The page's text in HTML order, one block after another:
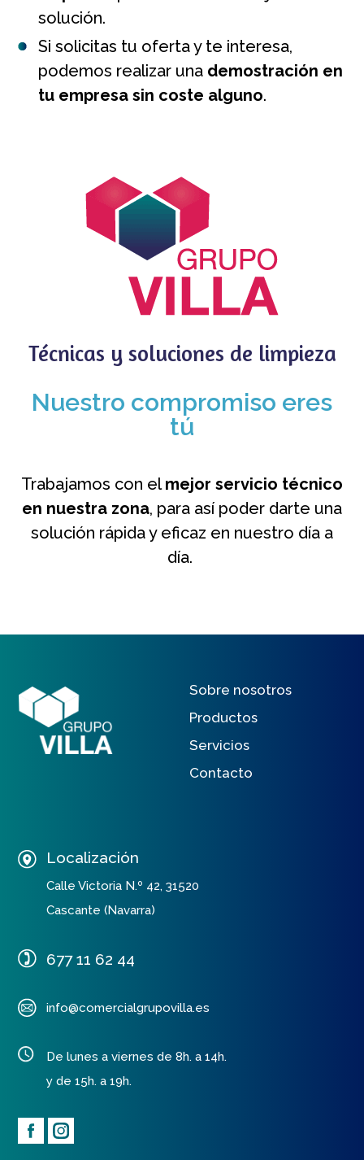
solución.
Si solicitas tu oferta y te interesa,
podemos realizar una demostración en
tu empresa sin coste alguno.
Técnicas y soluciones de limpieza
Nuestro compromiso eres
tú
Trabajamos con elmejor servicio técnico
en nuestra zona, para así poder darte una
solución rápida y eficaz en nuestro día a
día.
Sobre nosotros
Productos
Servicios
Contacto
Localización
Calle Victoria N.º 42, 31520
Cascante (Navarra)
677 11 62 44
info@comercialgrupovilla.es
De lunes a viernes de 8h. a 14h.
y de 15h. a 19h.